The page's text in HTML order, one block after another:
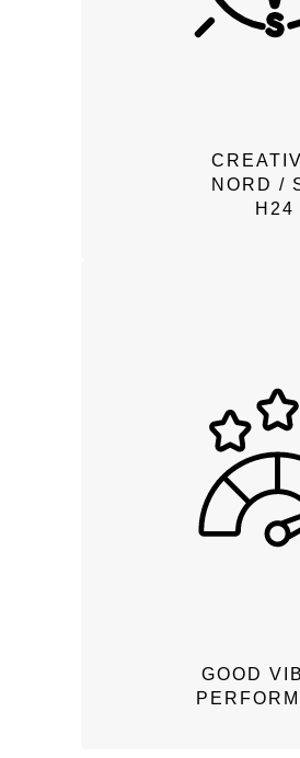
NORD /
H24
GOOD